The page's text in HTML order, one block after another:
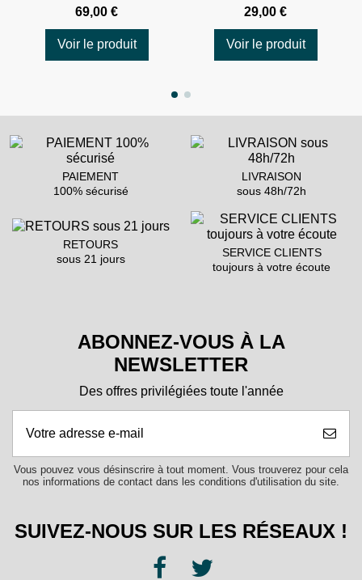
69,00 €
Voir le produit
29,00 €
Voir le produit
PAIEMENT
100% sécurisé
LIVRAISON
sous 48h/72h
RETOURS
sous 21 jours
SERVICE CLIENTS
toujours à votre écoute
ABONNEZ-VOUS À LA
NEWSLETTER
Des offres privilégiées toute l'année
Vous pouvez vous désinscrire à tout moment. Vous trouverez pour cela
nos informations de contact dans les conditions d'utilisation du site.
SUIVEZ-NOUS SUR LES RÉSEAUX !